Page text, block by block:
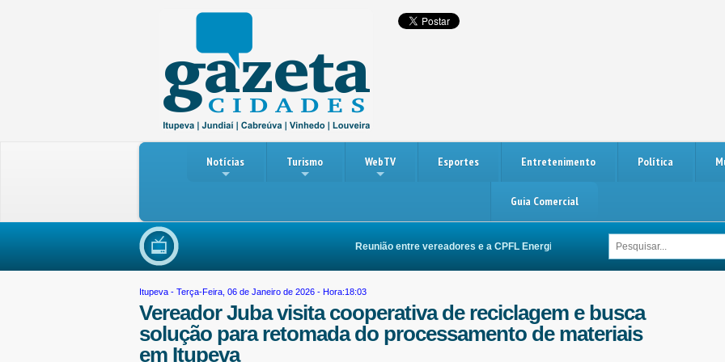
Notícias Turismo WebTV Esportes Entretenimento Política
Guia Comercial
Reunião entre vereadores e a CPFL Energia busca melhorias na rede elétrica de Itupeva
Itupeva - Terça-Feira, 06 de Janeiro de 2026 - Hora:18:03
Vereador Juba visita cooperativa de reciclagem e busca
solução para retomada do processamento de materiais
em Itupeva